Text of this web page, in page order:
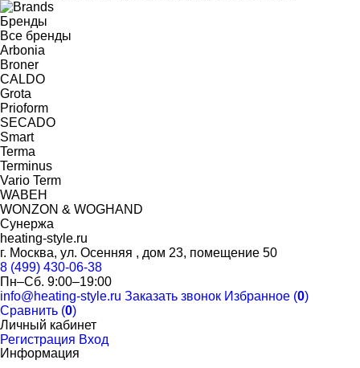
Бренды
Все бренды
Arbonia
Broner
CALDO
Grota
Prioform
SECADO
Smart
Terma
Terminus
Vario Term
WABEH
WONZON & WOGHAND
Сунержа
heating-style.ru
г. Москва, ул. Осенняя , дом 23, помещение 50
8 (499) 430-06-38
Пн–Сб. 9:00–19:00
info@heating-style.ru Заказать звонок Избранное (0)
Сравнить (0)
Личный кабинет
Регистрация Вход
Информация